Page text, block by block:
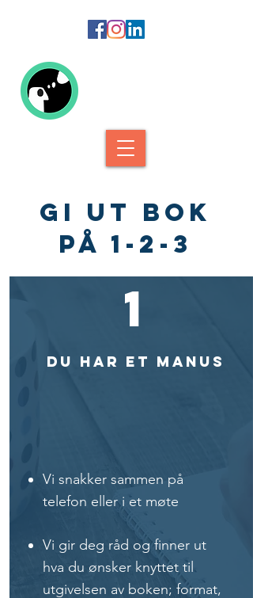
GI UT BOK
PÅ 1-2-3
1
Du har et manus
Vi snakker sammen på
telefon eller i et møte
Vi gir deg råd og finner ut
hva du ønsker knyttet til
utgivelsen av boken; format,